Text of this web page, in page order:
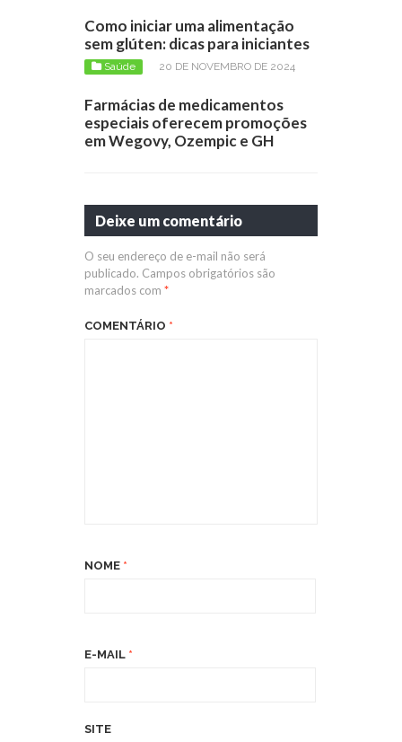
Como iniciar uma alimentação
sem glúten: dicas para iniciantes
Saúde 20 DE NOVEMBRO DE 2024
Farmácias de medicamentos
especiais oferecem promoções
em Wegovy, Ozempic e GH
Deixe um comentário
O seu endereço de e-mail não será
publicado. Campos obrigatórios são
marcados com *
COMENTÁRIO *
NOME *
E-MAIL *
SITE